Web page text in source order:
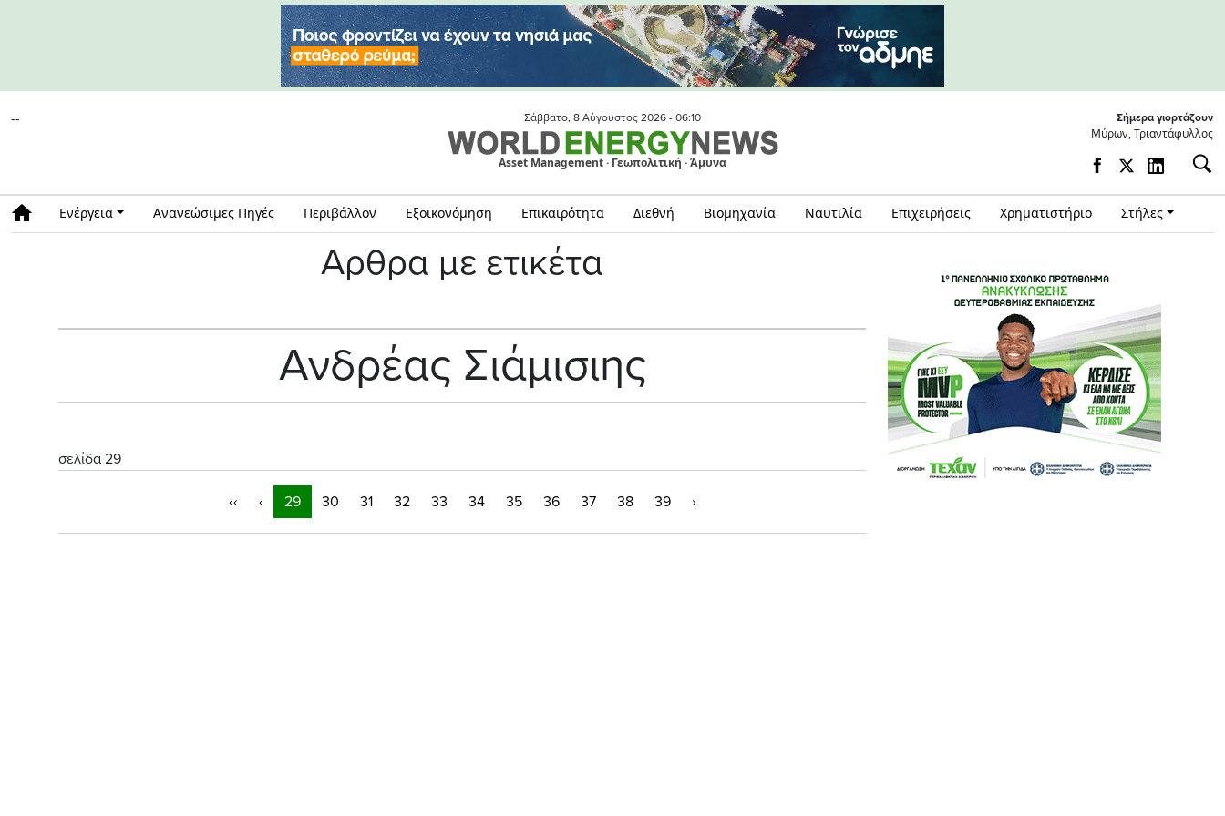
-- Σάββατο, 8 Αύγουστος 2026 - 06:10
Asset Management · Γεωπολιτική · Άμυνα
Σήμερα γιορτάζουν
Μύρων, Τριαντάφυλλος
Ενέργεια Ανανεώσιμες Πηγές Περιβάλλον Εξοικονόμηση Επικαιρότητα Διεθνή Βιομηχανία Ναυτιλία Επιχειρήσεις Χρηματιστήριο Στήλες
Αρθρα με ετικέτα
Ανδρέας Σιάμισιης
σελίδα 29
‹‹ ‹ 29 30 31 32 33 34 35 36 37 38 39 ›